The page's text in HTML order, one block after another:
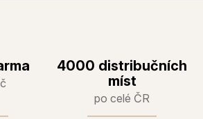
4000 distribučních
míst
po celé ČR